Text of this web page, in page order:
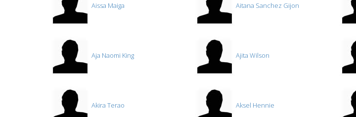
Aissa Maiga Aitana Sanchez Gijon
Aja Naomi King Ajita Wilson
Akira Terao Aksel Hennie